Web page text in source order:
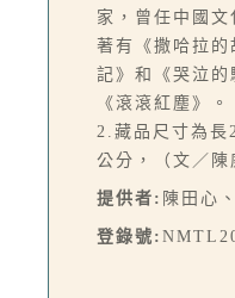
家，曾任中國文
著有《撒哈拉的
記》和《哭泣的
《滾滾紅塵》。
2.藏品尺寸為長
公分，（文／陳
提供者: 陳田心
登錄號: